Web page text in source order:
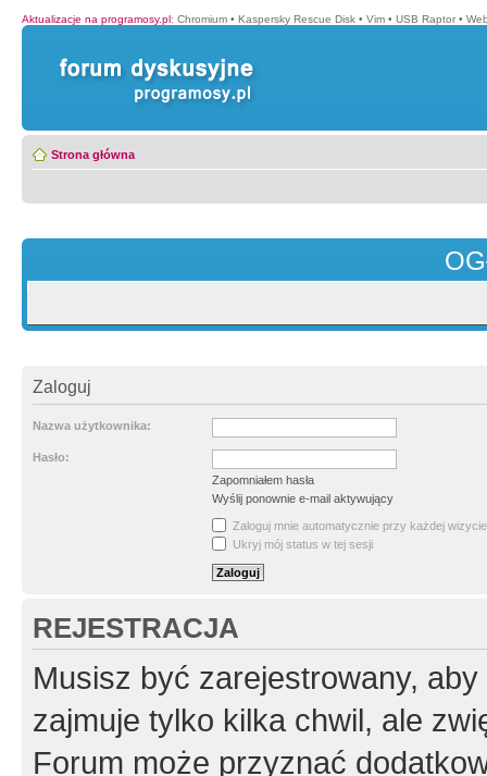
Aktualizacje na programosy.pl: Chromium • Kaspersky Rescue Disk • Vim • USB Raptor •
Strona główna
Zaloguj
Nazwa użytkownika:
Hasło:
Zapomniałem hasła
Wyślij ponownie e-mail aktywujący
Zaloguj mnie automatycznie przy każdej wizycie
Ukryj mój status w tej sesji
REJESTRACJA
Musisz być zarejestrowany,
zajmuje tylko kilka chwil, ale
Forum może przyznać